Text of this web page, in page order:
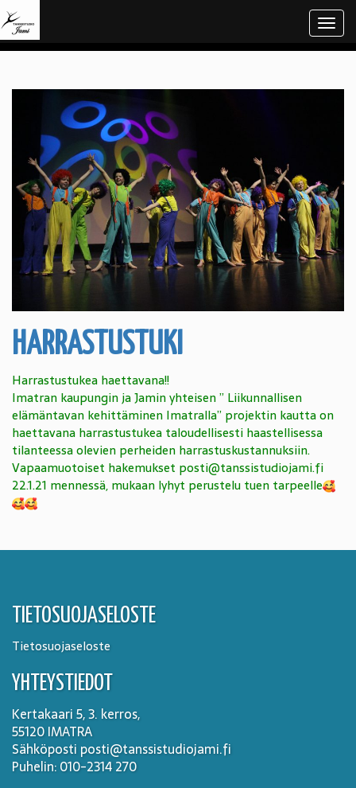
HARRASTUSTUKI
Harrastustukea haettavana!!
Imatran kaupungin ja Jamin yhteisen ” Liikunnallisen
elämäntavan kehittäminen Imatralla” projektin kautta on
haettavana harrastustukea taloudellisesti haastellisessa
tilanteessa olevien perheiden harrastuskustannuksiin.
Vapaamuotoiset hakemukset posti@tanssistudiojami.fi
22.1.21 mennessä, mukaan lyhyt perustelu tuen tarpeelle
TIETOSUOJASELOSTE
Tietosuojaseloste
YHTEYSTIEDOT
Kertakaari 5, 3. kerros,
55120 IMATRA
Sähköposti posti@tanssistudiojami.fi
Puhelin: 010-2314 270